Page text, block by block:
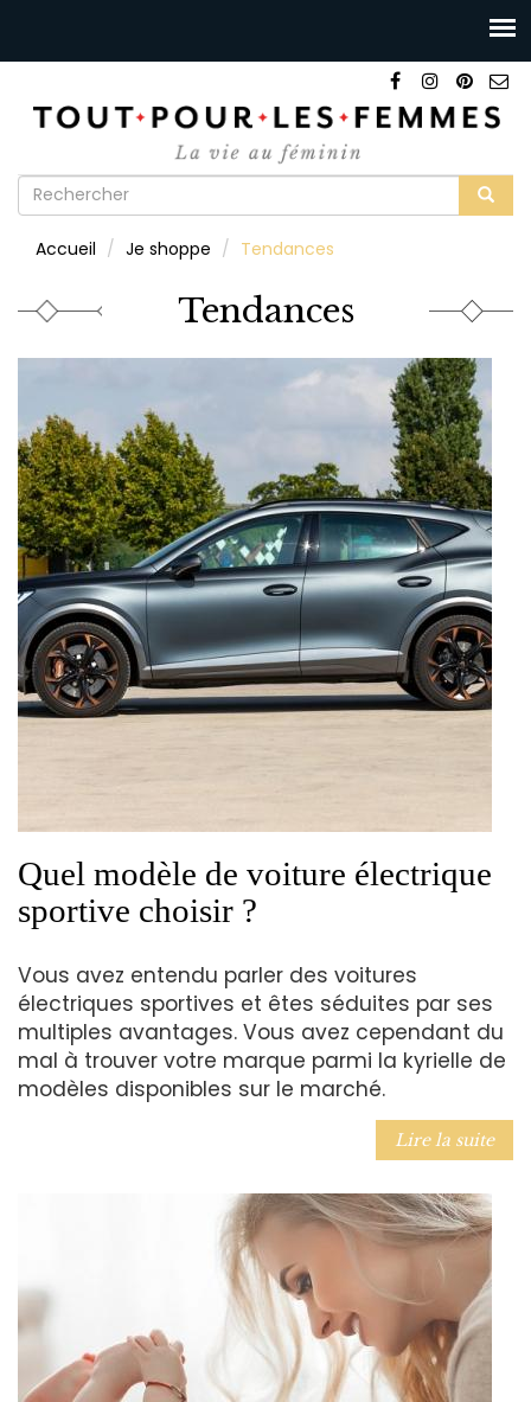
Formulaire
recherche
Accueil Je shoppe Tendances
Tendances
Quel modèle de voiture électrique
sportive choisir ?
Vous avez entendu parler des voitures
électriques sportives et êtes séduites par ses
multiples avantages. Vous avez cependant du
mal à trouver votre marque parmi la kyrielle de
modèles disponibles sur le marché.
Lire la suite